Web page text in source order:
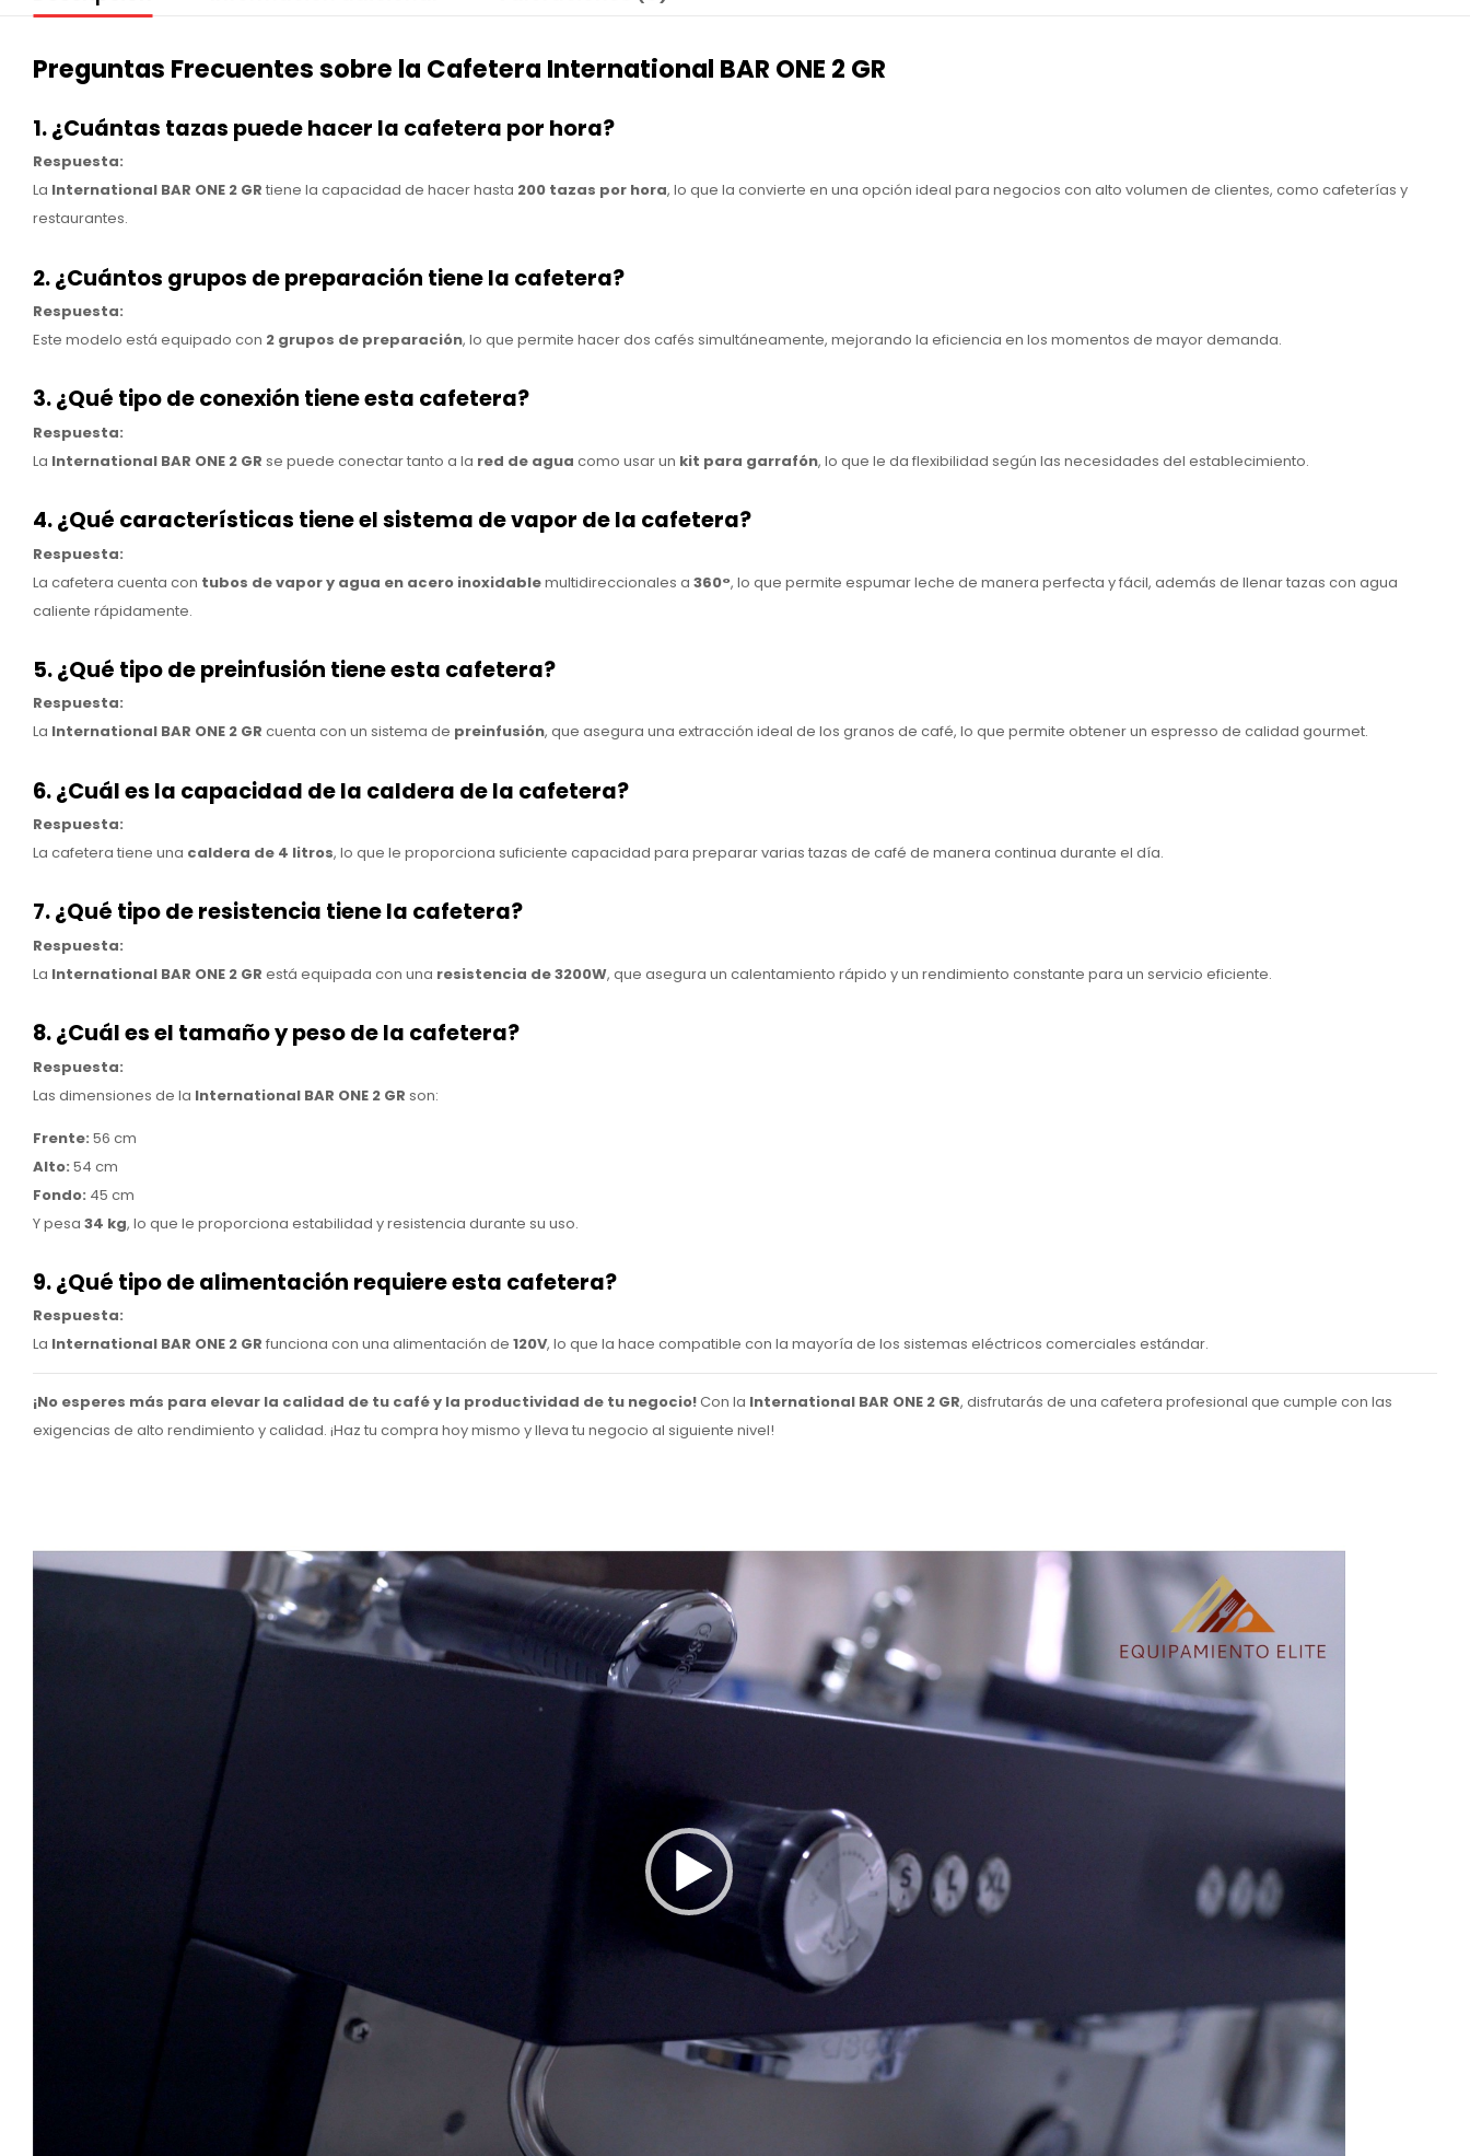
Preguntas Frecuentes sobre la Cafetera International BAR ONE 2 GR
1. ¿Cuántas tazas puede hacer la cafetera por hora?
Respuesta:
La International BAR ONE 2 GR tiene la capacidad de hacer hasta 200 tazas por hora, lo que la convierte en una opción ideal para negocios con alto volumen de clientes, como cafeterías y
restaurantes.
2. ¿Cuántos grupos de preparación tiene la cafetera?
Respuesta:
Este modelo está equipado con 2 grupos de preparación, lo que permite hacer dos cafés simultáneamente, mejorando la eficiencia en los momentos de mayor demanda.
3. ¿Qué tipo de conexión tiene esta cafetera?
Respuesta:
La International BAR ONE 2 GR se puede conectar tanto a la red de agua como usar un kit para garrafón, lo que le da flexibilidad según las necesidades del establecimiento.
4. ¿Qué características tiene el sistema de vapor de la cafetera?
Respuesta:
La cafetera cuenta con tubos de vapor y agua en acero inoxidablemultidireccionales a 360°, lo que permite espumar leche de manera perfecta y fácil, además de llenar tazas con agua
caliente rápidamente.
5. ¿Qué tipo de preinfusión tiene esta cafetera?
Respuesta:
La International BAR ONE 2 GR cuenta con un sistema de preinfusión, que asegura una extracción ideal de los granos de café, lo que permite obtener un espresso de calidad gourmet.
6. ¿Cuál es la capacidad de la caldera de la cafetera?
Respuesta:
La cafetera tiene una caldera de 4 litros, lo que le proporciona suficiente capacidad para preparar varias tazas de café de manera continua durante el día.
7. ¿Qué tipo de resistencia tiene la cafetera?
Respuesta:
La International BAR ONE 2 GR está equipada con una resistencia de 3200W, que asegura un calentamiento rápido y un rendimiento constante para un servicio eficiente.
8. ¿Cuál es el tamaño y peso de la cafetera?
Respuesta:
Las dimensiones de la International BAR ONE 2 GR son:
Frente: 56 cm
Alto: 54 cm
Fondo: 45 cm
Y pesa 34 kg, lo que le proporciona estabilidad y resistencia durante su uso.
9. ¿Qué tipo de alimentación requiere esta cafetera?
Respuesta:
La International BAR ONE 2 GR funciona con una alimentación de 120V, lo que la hace compatible con la mayoría de los sistemas eléctricos comerciales estándar.
¡No esperes más para elevar la calidad de tu café y la productividad de tu negocio!Con la International BAR ONE 2 GR, disfrutarás de una cafetera profesional que cumple con las
exigencias de alto rendimiento y calidad. ¡Haz tu compra hoy mismo y lleva tu negocio al siguiente nivel!
vídeo